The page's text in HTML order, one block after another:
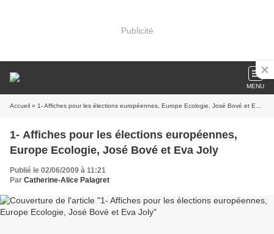
Publicité
MENU
Accueil » 1- Affiches pour les élections européennes, Europe Ecologie, José Bové et Eva Joly
1- Affiches pour les élections européennes,
Europe Ecologie, José Bové et Eva Joly
Publié le 02/06/2009 à 11:21
Par Catherine-Alice Palagret